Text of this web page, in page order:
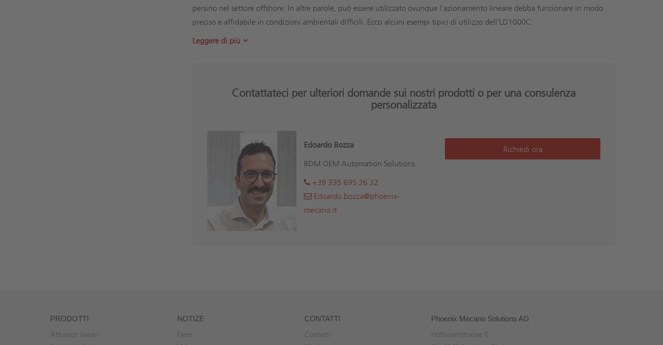
persino nel settore offshore. In altre parole, può essere utilizzato ovunque l'azionamento lineare debba funzionare in modo
preciso e affidabile in condizioni ambientali difficili. Ecco alcuni esempi tipici di utilizzo dell'LD1000C:
Leggere di più
Contattateci per ulteriori domande sui nostri prodotti o per una consulenza
personalizzata
Edoardo Bozza
BDM OEM Automation Solutions
+39 335 695 26 32
Edoardo.bozza@phoenix-
mecano.it
Richiedi ora
PRODOTTI
Attuatori lineari
NOTIZE
Fiere
CONTATTI
Contatti
Phoenix Mecano Solutions AG
Hofwisenstrasse 6